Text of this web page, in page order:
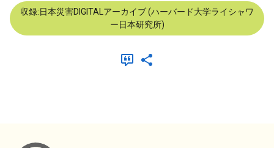
収録:日本災害DIGITALアーカイブ (ハーバード大学ライシャワ
ー日本研究所)